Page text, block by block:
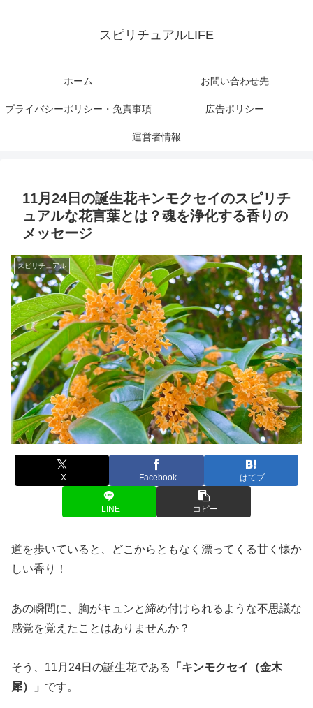
スピリチュアルLIFE
ホーム お問い合わせ先
プライバシーポリシー・免責事項 広告ポリシー
運営者情報
11月24日の誕生花キンモクセイのスピリチ
ュアルな花言葉とは？魂を浄化する香りの
メッセージ
スピリチュアル
X Facebook はてブ
LINE コピー
道を歩いていると、どこからともなく漂ってくる甘く懐か
しい香り！
あの瞬間に、胸がキュンと締め付けられるような不思議な
感覚を覚えたことはありませんか？
そう、11月24日の誕生花である
「キンモクセイ（金木
犀）」 です。